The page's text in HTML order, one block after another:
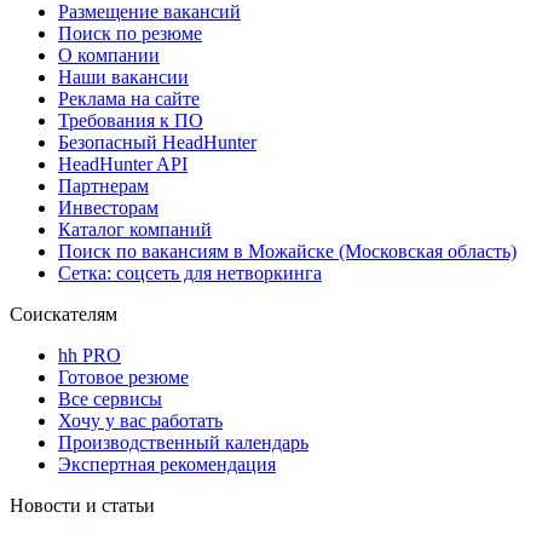
Размещение вакансий
Поиск по резюме
О компании
Наши вакансии
Реклама на сайте
Требования к ПО
Безопасный HeadHunter
HeadHunter API
Партнерам
Инвесторам
Каталог компаний
Поиск по вакансиям в Можайске (Московская область)
Сетка: соцсеть для нетворкинга
Соискателям
hh PRO
Готовое резюме
Все сервисы
Хочу у вас работать
Производственный календарь
Экспертная рекомендация
Новости и статьи